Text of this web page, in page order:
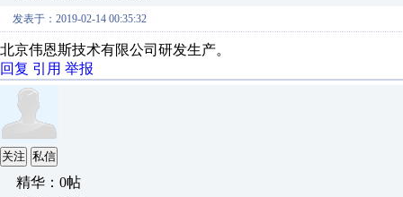
发表于：2019-02-14 00:35:32
北京伟恩斯技术有限公司研发生产。
回复 引用 举报
关注 私信
精华：0帖